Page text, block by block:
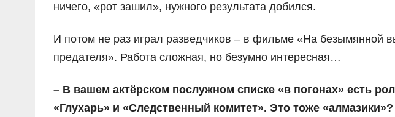
ничего, «рот зашил», нужного результата добился.
И потом не раз играл разведчиков – в фильме «На безымянной
предателя». Работа сложная, но безумно интересная…
– В вашем актёрском послужном списке «в погонах» есть
«Глухарь» и «Следственный комитет». Это тоже «алмазики»?